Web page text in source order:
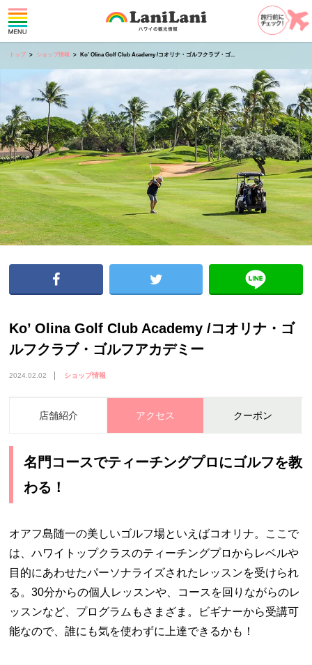
トップ ショップ情報 Ko’ Olina Golf Club Academy /コオリナ・ゴルフクラブ・ゴ...
Ko’ Olina Golf Club Academy /コオリナ・ゴ
ルフクラブ・ゴルフアカデミー
2024.02.02 ショップ情報
店舗紹介 アクセス クーポン
名門コースでティーチングプロにゴルフを教
わる！
オアフ島随一の美しいゴルフ場といえばコオリナ。ここで
は、ハワイトップクラスのティーチングプロからレベルや
目的にあわせたパーソナライズされたレッスンを受けられ
る。30分からの個人レッスンや、コースを回りながらのレ
ッスンなど、プログラムもさまざま。ビギナーから受講可
能なので、誰にも気を使わずに上達できるかも！